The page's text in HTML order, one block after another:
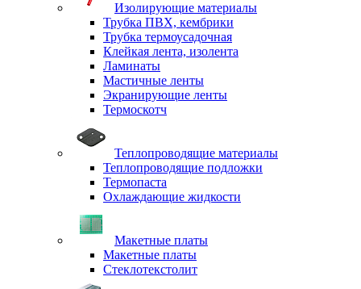
Изолирующие материалы
Трубка ПВХ, кембрики
Трубка термоусадочная
Клейкая лента, изолента
Ламинаты
Мастичные ленты
Экранирующие ленты
Термоскотч
Теплопроводящие материалы
Теплопроводящие подложки
Термопаста
Охлаждающие жидкости
Макетные платы
Макетные платы
Стеклотекстолит